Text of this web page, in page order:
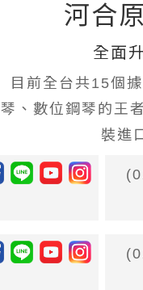
河合
全面
目前全台共15個
琴、數位鋼琴的王
裝進